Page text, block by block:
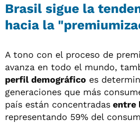
Brasil sigue la
hacia la
A tono con el proceso de
avanza en todo el mundo,
perfil demográfico es
generaciones que más
país están concentradas entre
representando 59% del